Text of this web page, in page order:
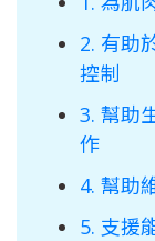
2. 有助
控制
3. 幫助
作
4. 幫助
5. 支援